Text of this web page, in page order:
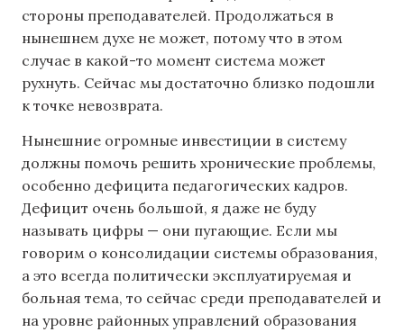
стороны преподавателей. Продолжаться в
нынешнем духе не может, потому что в этом
случае в какой-то момент система может
рухнуть. Сейчас мы достаточно близко подошли
к точке невозврата.
Нынешние огромные инвестиции в систему
должны помочь решить хронические проблемы,
особенно дефицита педагогических кадров.
Дефицит очень большой, я даже не буду
называть цифры — они пугающие. Если мы
говорим о консолидации системы образования,
а это всегда политически эксплуатируемая и
больная тема, то сейчас среди преподавателей и
на уровне районных управлений образования